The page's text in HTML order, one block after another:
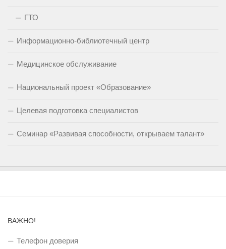
ГТО
Информационно-библиотечный центр
Медицинское обслуживание
Национальный проект «Образование»
Целевая подготовка специалистов
Семинар «Развивая способности, открываем талант»
ВАЖНО!
Телефон доверия